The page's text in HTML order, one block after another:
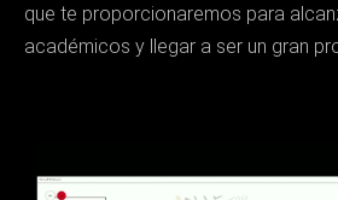
que te proporcionaremos para
académicos y llegar a ser un gran